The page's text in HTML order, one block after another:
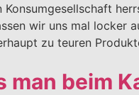
Konsumgesellschaft
wir uns mal locker
zu teuren
man beim